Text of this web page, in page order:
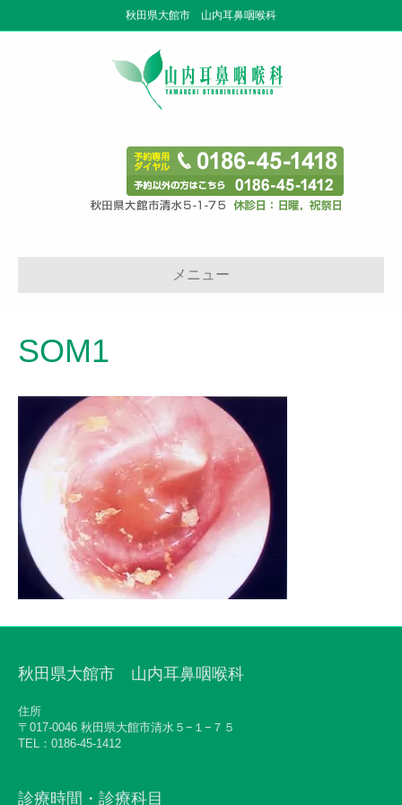
秋田県大館市 山内耳鼻咽喉科
メニュー
SOM1
秋田県大館市 山内耳鼻咽喉科
住所
〒017-0046 秋田県大館市清水５−１−７５
TEL：0186-45-1412
診療時間・診療科目